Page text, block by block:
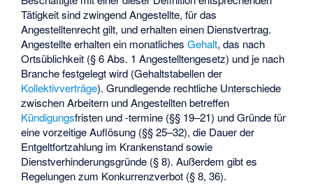
Tätigkeit sind zwingend Angestellte, für das
Angestelltenrecht gilt, und erhalten einen Dienstvertrag.
Angestellte erhalten ein monatlichesGehalt, das nach
Ortsüblichkeit (§ 6 Abs. 1 Angestelltengesetz) und je nach
Branche festgelegt wird (Gehaltstabellen der
Kollektivverträge). Grundlegende rechtliche Unterschiede
zwischen Arbeitern und Angestellten betreffen
Kündigungsfristen und -termine (§§ 19–21) und Gründe für
eine vorzeitige Auflösung (§§ 25–32), die Dauer der
Entgeltfortzahlung im Krankenstandsowie
Dienstverhinderungsgründe (§ 8). Außerdem gibt es
Regelungen zum Konkurrenzverbot (§ 8, 36).